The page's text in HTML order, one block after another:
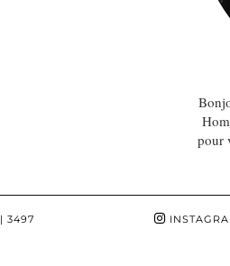
pour
| 3497